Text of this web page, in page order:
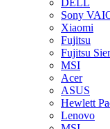
DELL
Sony
Xiaomi
Fujitsu
Fujitsu
MSI
Acer
ASUS
Hewlett
Lenovo